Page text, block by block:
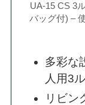
UA-15 CS 3
バッグ付) –
多彩な
人用3
リビン